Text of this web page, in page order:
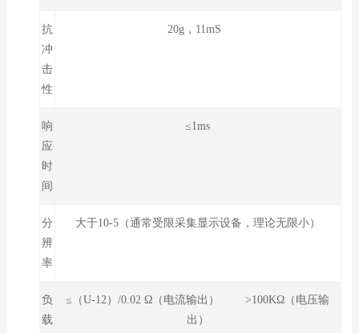
抗
冲
击
性
20g，11mS
响
应
时
间
≤1ms
分
辨
率
大于10-5（通常受限采集显示设备，理论无限小）
负
载
≤（U-12）/0.02 Ω（电流输出） >100KΩ（电压输
出）